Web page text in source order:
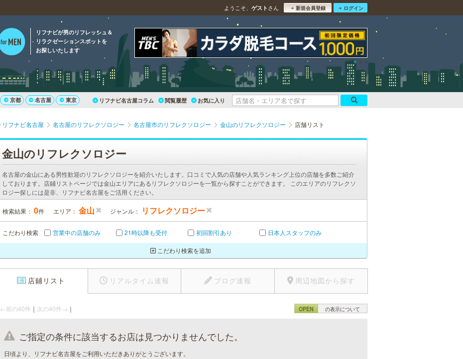
ようこそ、 ゲスト さん 新規会員登録 ログイン
リフナビが男のリフレッシュ＆
リラクゼーションスポットを
お探しいたします
京都 名古屋 東京 リフナビ名古屋コラム 閲覧履歴 お気に入り
リフナビ名古屋 名古屋のリフレクソロジー 名古屋市のリフレクソロジー 金山のリフレクソロジー 店舗リスト
金山のリフレクソロジー
名古屋の金山にある男性歓迎のリフレクソロジーを紹介いたします。口コミで人気の店舗や人気ランキング上位の店舗を多数ご紹介
しております。店鋪リストページでは金山エリアにあるリフレクソロジーを一覧から探すことができます。 このエリアのリフレクソ
ロジー探しには是非、リフナビ名古屋をご活用ください。
検索結果： 0件 エリア： 金山 ジャンル： リフレクソロジー
こだわり検索 営業中の店舗のみ 21時以降も受付 初回割引あり 日本人スタッフのみ
こだわり検索を追加
店鋪リスト リアルタイム速報 ブログ速報 周辺地図から探す
←前の40件 ｜ 次の40件→ ｜ OPEN の表示について
ご指定の条件に該当するお店は見つかりませんでした。
日頃より、リフナビ名古屋をご利用いただきありがとうございます。